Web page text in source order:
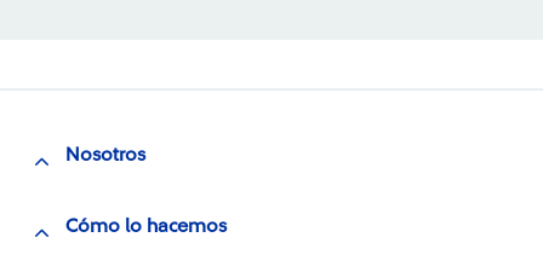
Nosotros
Cómo lo hacemos